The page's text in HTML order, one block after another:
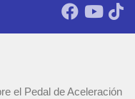
el Pedal de Aceleración